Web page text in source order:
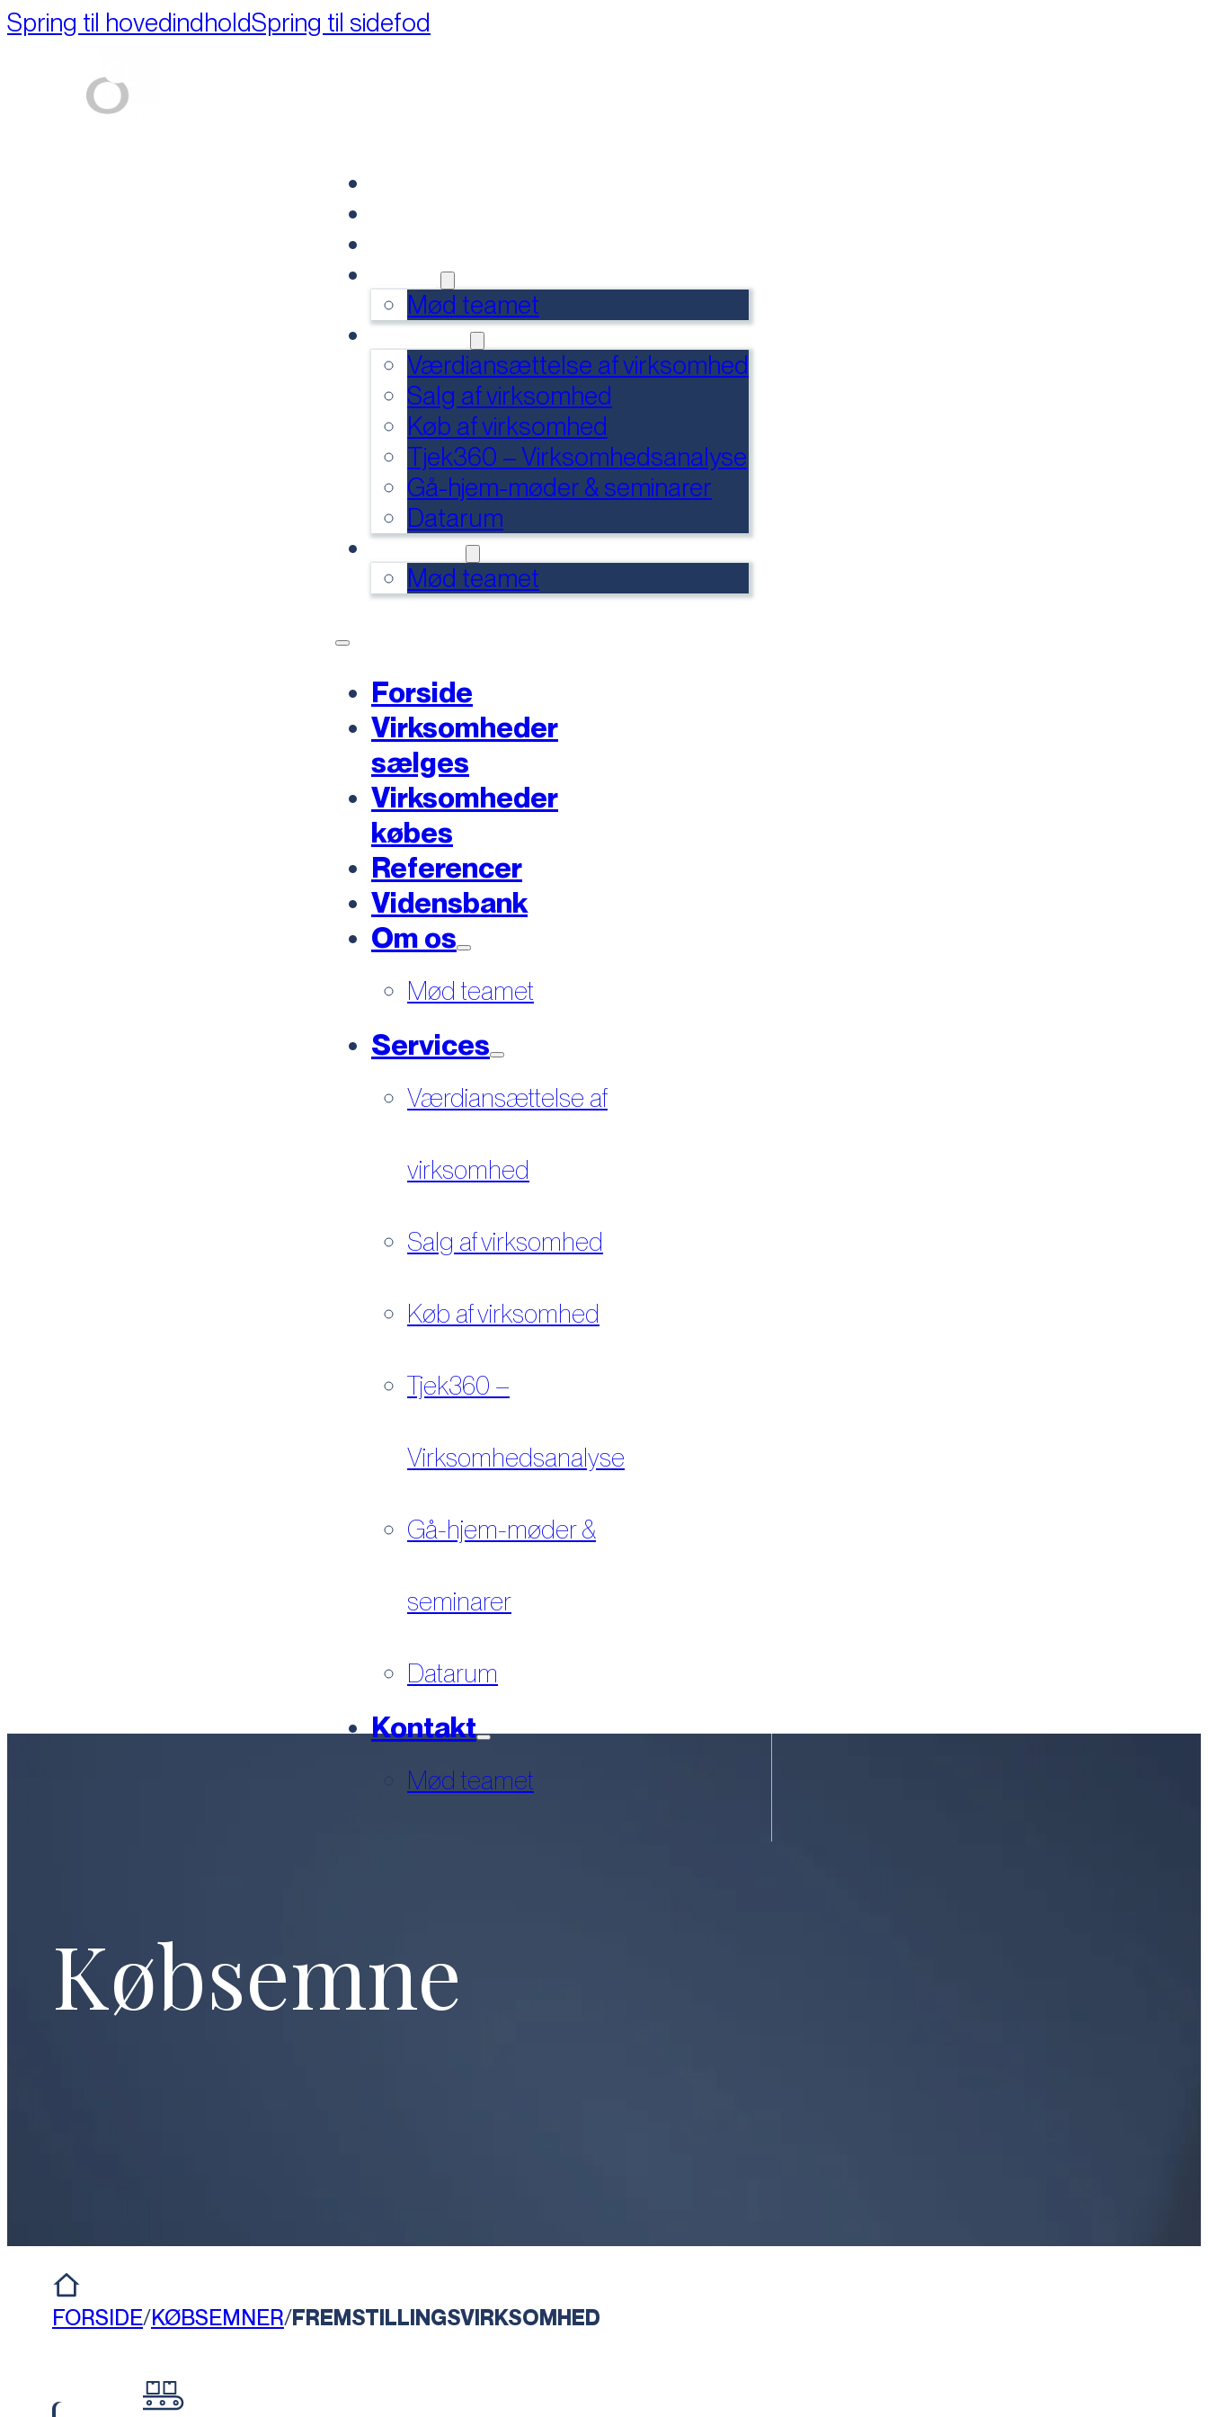
Spring til hovedindholdSpring til sidefod
Mød teamet
Værdiansættelse af virksomhed
Salg af virksomhed
Køb af virksomhed
Tjek360 – Virksomhedsanalyse
Gå-hjem-møder & seminarer
Datarum
Mød teamet
Forside
Virksomheder
sælges
Virksomheder
købes
Referencer
Vidensbank
Om os
Mød teamet
Services
Værdiansættelse af
virksomhed
Salg af virksomhed
Køb af virksomhed
Tjek360 –
Virksomhedsanalyse
Gå-hjem-møder &
seminarer
Datarum
Kontakt
Mød teamet
Købsemne
FORSIDE/KØBSEMNER/FREMSTILLINGSVIRKSOMHED